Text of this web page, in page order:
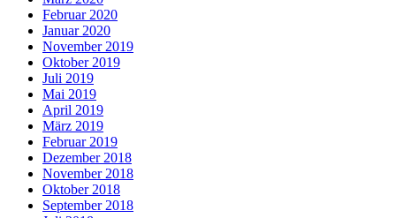
Februar 2020
Januar 2020
November 2019
Oktober 2019
Juli 2019
Mai 2019
April 2019
März 2019
Februar 2019
Dezember 2018
November 2018
Oktober 2018
September 2018